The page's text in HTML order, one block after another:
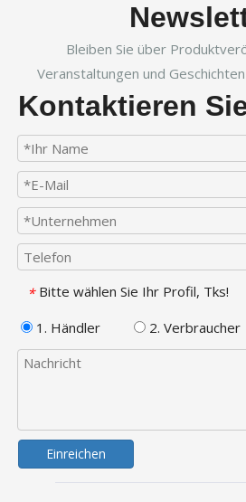
Bleiben Sie über
Veranstaltungen und
Kontaktieren
* Bitte wählen Sie Ihr Profil, Tks!
1. Händler
2. Verbraucher
Einreichen